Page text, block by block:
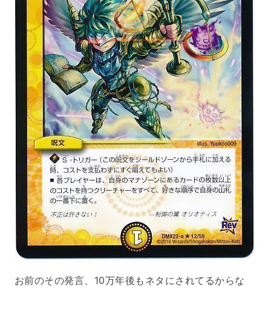
お前のその発言、10万年後もネタにされてるからな